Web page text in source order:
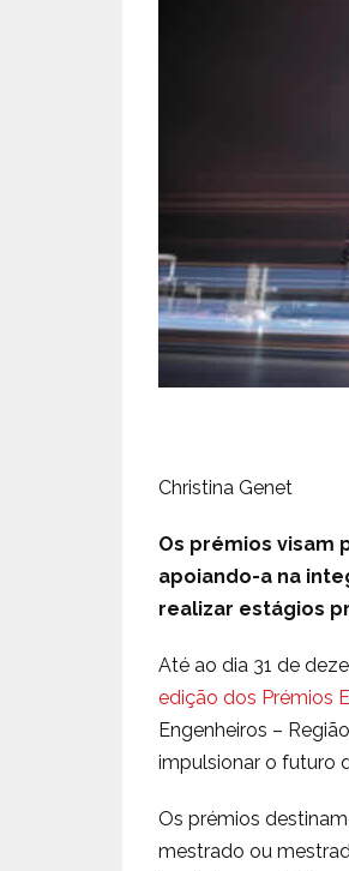
Christina Genet
Os prémios visam
apoiando-a na
realizar estágios
Até ao dia 31 de
edição dos Prémios
Engenheiros –
impulsionar o futuro
Os prémios
mestrado ou